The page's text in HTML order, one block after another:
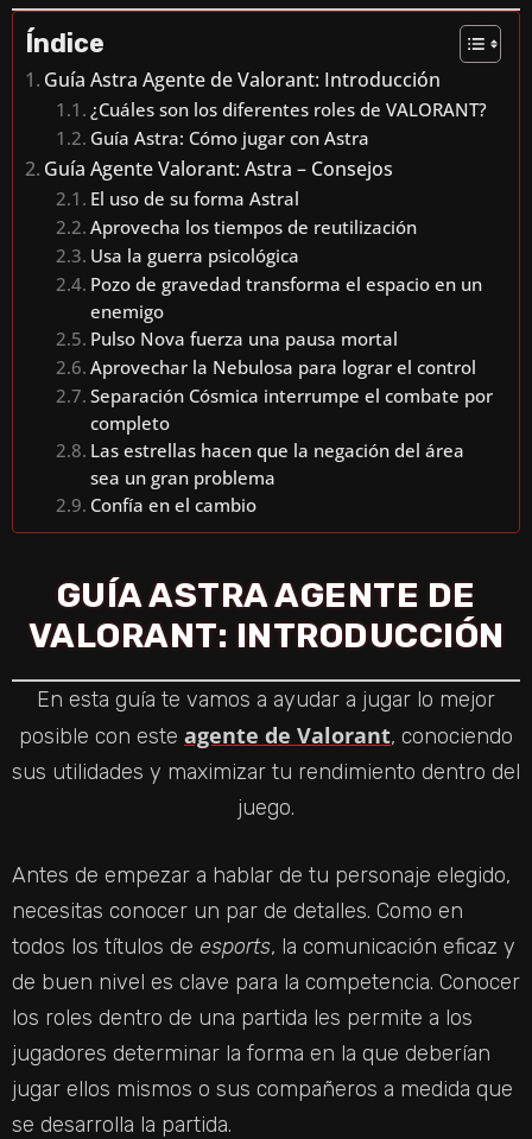
Índice
Guía Astra Agente de Valorant: Introducción
¿Cuáles son los diferentes roles de VALORANT?
Guía Astra: Cómo jugar con Astra
Guía Agente Valorant: Astra – Consejos
El uso de su forma Astral
Aprovecha los tiempos de reutilización
Usa la guerra psicológica
Pozo de gravedad transforma el espacio en un
enemigo
Pulso Nova fuerza una pausa mortal
Aprovechar la Nebulosa para lograr el control
Separación Cósmica interrumpe el combate por
completo
Las estrellas hacen que la negación del área
sea un gran problema
Confía en el cambio
GUÍA ASTRA AGENTE DE
VALORANT: INTRODUCCIÓN
En esta guía te vamos a ayudar a jugar lo mejor
posible con este agente de Valorant, conociendo
sus utilidades y maximizar tu rendimiento dentro del
juego.
Antes de empezar a hablar de tu personaje elegido,
necesitas conocer un par de detalles. Como en
todos los títulos de esports, la comunicación eficaz y
de buen nivel es clave para la competencia. Conocer
los roles dentro de una partida les permite a los
jugadores determinar la forma en la que deberían
jugar ellos mismos o sus compañeros a medida que
se desarrolla la partida.